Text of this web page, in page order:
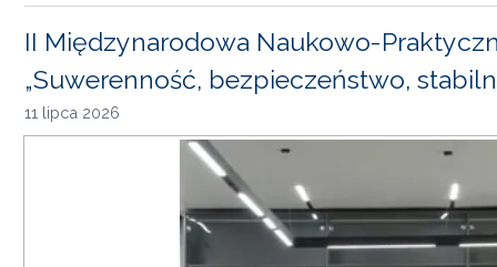
II Międzynarodowa Naukowo-
„Suwerenność, bezpieczeństwo,
11 lipca 2026